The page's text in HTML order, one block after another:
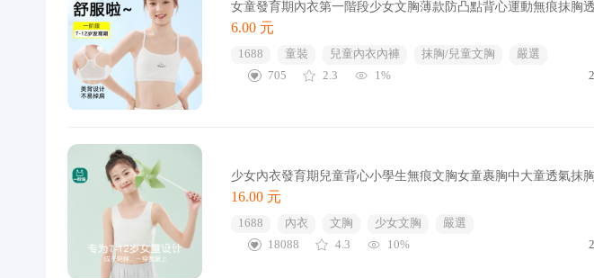
女童發育期內衣第一階段少女文胸薄款防凸點背心運動無痕抹胸
6.00 元
1688 童裝 兒童內衣內褲 抹胸/兒童文胸
嚴選
705
2.3 1%
少女內衣發育期兒童背心小學生無痕文胸女童裹胸中大童透氣抹胸
16.00 元
1688 內衣 文胸 少女文胸
嚴選
18088
4.3 10%